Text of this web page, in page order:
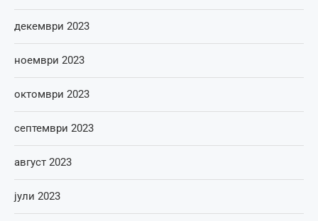
декември 2023
ноември 2023
октомври 2023
септември 2023
август 2023
јули 2023